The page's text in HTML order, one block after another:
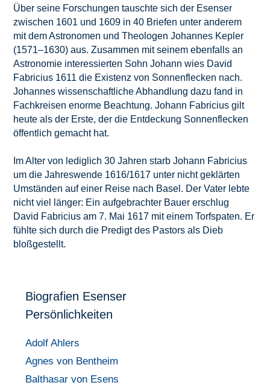
Über seine Forschungen tauschte sich der Esenser
zwischen 1601 und 1609 in 40 Briefen unter anderem
mit dem Astronomen und Theologen Johannes Kepler
(1571–1630) aus. Zusammen mit seinem ebenfalls an
Astronomie interessierten Sohn Johann wies David
Fabricius 1611 die Existenz von Sonnenflecken nach.
Johannes wissenschaftliche Abhandlung dazu fand in
Fachkreisen enorme Beachtung. Johann Fabricius gilt
heute als der Erste, der die Entdeckung Sonnenflecken
öffentlich gemacht hat.
Im Alter von lediglich 30 Jahren starb Johann Fabricius
um die Jahreswende 1616/1617 unter nicht geklärten
Umständen auf einer Reise nach Basel. Der Vater lebte
nicht viel länger: Ein aufgebrachter Bauer erschlug
David Fabricius am 7. Mai 1617 mit einem Torfspaten. Er
fühlte sich durch die Predigt des Pastors als Dieb
bloßgestellt.
Biografien Esenser
Persönlichkeiten
Adolf Ahlers
Agnes von Bentheim
Balthasar von Esens